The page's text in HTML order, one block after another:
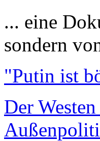
... eine
sondern
"Putin ist
Der